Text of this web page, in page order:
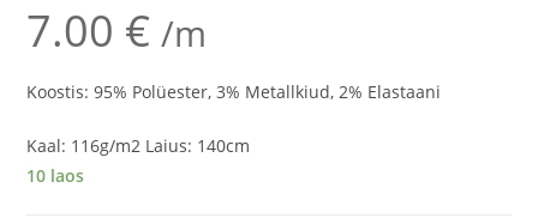
7.00 € /m
Koostis: 95% Polüester, 3% Metallkiud, 2% Elastaani
Kaal: 116g/m2 Laius: 140cm
10 laos